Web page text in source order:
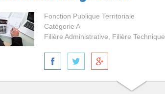
Fonction Publique Territoriale
Catégorie A
Filière Administrative, Filière Technique